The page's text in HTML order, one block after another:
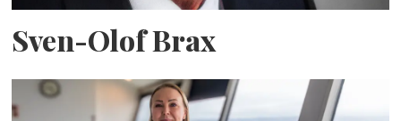
Sven-Olof Brax